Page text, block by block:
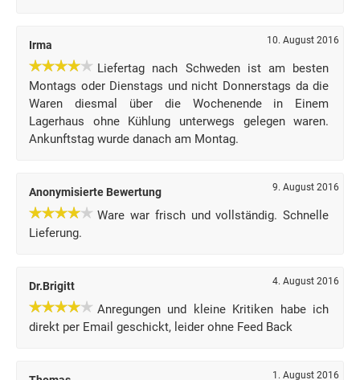
Irma 10. August 2016
Liefertag nach Schweden ist am besten
Montags oder Dienstags und nicht Donnerstags da die
Waren diesmal über die Wochenende in Einem
Lagerhaus ohne Kühlung unterwegs gelegen waren.
Ankunftstag wurde danach am Montag.
Anonymisierte Bewertung 9. August 2016
Ware war frisch und vollständig. Schnelle
Lieferung.
Dr.Brigitt 4. August 2016
Anregungen und kleine Kritiken habe ich
direkt per Email geschickt, leider ohne Feed Back
1. August 2016